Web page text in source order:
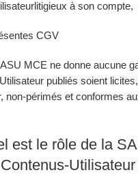
à son compte,
CGV
MCE ne donne aucune
publiés soient
non-périmés et conformes
est le rôle de la